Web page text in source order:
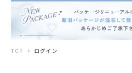
TOP ログイン